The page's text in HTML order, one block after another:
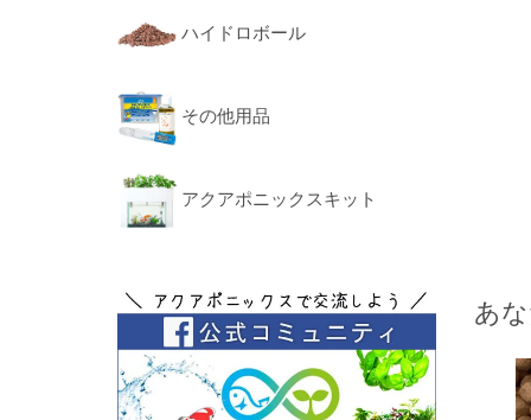
あ
ハイドロボール
その他用品
アクアポニックスキット